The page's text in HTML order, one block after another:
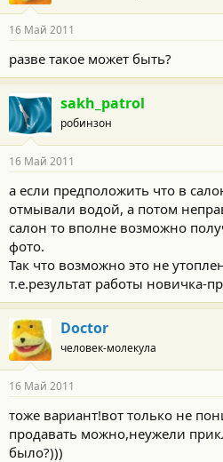
16 Май 2011
разве такое может быть?
sakh_patrol
робинзон
16 Май 2011
а если предположить что в
отмывали водой, а потом
салон то вполне возможно
фото.
Так что возможно это не
т.е.результат работы новичка-
Doctor
человек-молекула
16 Май 2011
тоже вариант!вот только не
продавать можно,неужели
было?)))